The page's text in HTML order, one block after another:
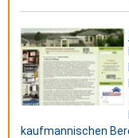
kaufmannischen